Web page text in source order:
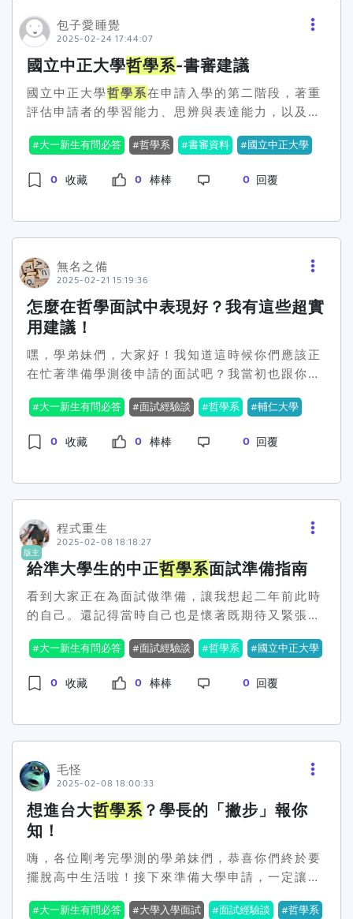
不是只關心自己的學業，還有對社會責任的認知。
結語總結來說，臺中科技大學
我想像中那麼嚴肅，反而是一個互相了解的機會。
只要你對哲學有興趣，準備好自己，面試其實不會
太難。希望大家都能順利進入自己想念的科系，並
在這條學術路上繼續努力！加油！
自身的學習歷程與個人特質，展現哲學學習潛力。
是否具備良好的批判性思維與自我探索能力。✅ 準
備方向： 就讀動機（A4 一頁內）： 為何選擇
體事件、書籍或人物影響。 未來學習計畫與生涯規
劃（A4 一頁內）： 說明自己的性格特質與哲學學
習的連結。 進入 哲學系後的學習規劃（如課程規
劃、研究興趣）。哲學系的學習與畢業後職涯的關
聯性（如未來是否考慮學術研究、教育、媒體、法
經驗。 特殊優良表現證明：如演講比賽、社會科學
相關競賽證明。 高中修課或進修第二外語證書（如
有預修哲學或第二外語課程，可提供學習證明）。
個人特質與學習經驗說明（描述曾投入最多心力的
學習或活動經歷，並分享收穫與心得）。 建議1.書
寫的時候要具體說明，避免空泛的內容。2.可以把
自己的想法和規劃清楚地表達出來，讓審查委員看
到你的準備度和決心，3.建議提早準備，才不會到
祝各位都能順利上榜心目中的理想校系！
你有沒有特別喜歡的哲學家或哲學思想？為什麼？
學歷上提到你參加過哲學營，可以聊聊那時候的經
驗嗎？如果進了東吳哲學系，你對自己的學習有什
麼規劃或目標？其實，教授問的問題都蠻針對你個
人的，不會突然丟超難的哲學題，所以也不用太害
怕，照著自己的想法回答就可以。面試後的心得面
試結束後，我真的是有點鬆一口氣，整個過程也讓
我學到不少。雖然只有短短的10分鐘，但每個問題
其實都很能反映出教授對我的關注，讓我覺得這不
只是對學科的考量，更是對我個人的了解。而且，
的那麼可怕，重點是你準備的夠不夠充分，還有自
己對哲學的熱情和對學校的了解。我當時只是輕鬆
自信地表現自己，結果也順利進入東吳。所以學弟
妹們，放輕鬆、準備好、加油！相信你們一定可以
包子愛睡覺
2025-02-24 17:44:07
國立中正大學哲學系-書審建議
國立中正大學哲學系在申請入學的第二階段，著重
評估申請者的學習能力、思辨與表達能力，以及自
方向。招生目標招收對知識充滿好奇、擁有良好語
言能力、喜愛思考與討論，並樂於探究宇宙與人生
基本問題的學生。因此，申請者需展現自身的哲學
高中學習歷程反思（500 字內）：說明在學期間對
習上的收穫與反思。 就讀動機（1,000 字內）：
以「為什麼要念哲學系
哲學的興趣、求學動機，以及未來的期望。 未來學
習計畫與生涯規劃（500 字內）：可以分析曾閱讀
過的哲學書籍，並闡述進入
長遠目標。2. 多元表現 申請者可上傳最多 10 件
相關資料，如高中自主學習計畫、競賽成績、課外
活動參與證明、特殊優良表現等，並撰寫多元表現
綜整心得，系統性地呈現自身的學習成果與成長經
歷。3. 課程學習成果 最多可提交 3 份書面報告，
不限領域，但需展現問題意識、邏輯推理與思辨能
自主學習的態度。申請者應在書審資料中展現自身
的哲學興趣、學術潛力與學習計畫，並透過多元經
歷證明自己具備哲學學習的素養與能力。
大一新生有問必答 哲學系 書審資料 國立中正大學
0 收藏 0 棒棒 0 回覆
無名之備
2025-02-21 15:19:36
怎麼在哲學面試中表現好？我有這些超實
用建議！
嘿，學弟妹們，大家好！我知道這時候你們應該正
在忙著準備學測後申請的面試吧？我當初也跟你們
會站在那裡面對教授們。但現在回頭想想，這段經
歷其實挺有趣的，還學到不少東西。所以我今天就
來跟大家閒聊一下我的面試經驗，希望能給你們一
程蠻特別的，讓我來細說一下：第一關：獨立思考
紙，讓你一個人坐那邊想10分鐘。題目像是：如果
你在網路上看到一篇跟你觀點完全相同的文章，但
發表時間比你的報告還早，那你會怎麼辦？這其實
是讓你思考問題，考察你能不能清楚表達自己的想
法。第二關：小組討論（大概10分鐘）然後就會換
到另一間房間，和其他考生一起討論剛才的題目。
每個人輪流分享自己的看法，教授有時會突然插進
來問一些問題，推進討論。這一部分主要是看大家
的思維靈活度和表達能力。第三關：個別面試（大
概10分鐘）最後就是跟教授單獨面對面，大概會讓
分其實是想了解你為什麼對哲學有興趣，還有你平
時關心哪些事情。教授問的問題有點專業啦這邊要
提到的就是，教授會問一些讓你有點挑戰的問題。
像是問你對一些哲學名言的看法，比如「態度決定
還有，會問你一些思考上的問題，像「你認為對事
物的興趣在學習中有多重要？」之類的，這其實就
是看你能不能在面試過程中做出深刻的回應。 面試
大一新生有問必答 面試經驗談 哲學系 輔仁大學
0 收藏 0 棒棒 0 回覆
版主
程式重生
2025-02-08 18:18:27
給準大學生的中正哲學系面試準備指南
看到大家正在為面試做準備，讓我想起二年前此時
的自己。還記得當時自己也是懷著既期待又緊張的
希望能幫助你們更好地準備！面試概況我們系的面
試通常是由3-5位教授組成面試委員，每位考生有
10-11分鐘的面試時間。聽起來時間不長，但其實
紹很重要！從我的經驗來看，一個好的自我介紹能
的自我介紹，內容要包含：你的求學歷程中與哲學
思考相關的經驗為什麼選擇中正
體！）你未來想在哲學領域探索的方向教授常見的
提問方向在我的面試中，教授們主要關注以下幾個
面向：閱讀經驗分享：他們會問「你最近讀過什麼
哲學相關的書籍？」重點不是書讀得多少，而是你
能否清楚表達自己的思考和收穫思辨能力測試：可
能會針對時事或生活情境，請你發表看法教授們最
大一新生有問必答 面試經驗談 哲學系 國立中正大學
0 收藏 0 棒棒 0 回覆
毛怪
2025-02-08 18:00:33
想進台大哲學系 ？學長的「撇步」報你
知！
嗨，各位剛考完學測的學弟妹們，恭喜你們終於要
擺脫高中生活啦！接下來準備大學申請，一定讓你
備臺大哲學系面試的心得，讓你們心裡更有底！面
大一新生有問必答 大學入學面試 面試經驗談 哲學系